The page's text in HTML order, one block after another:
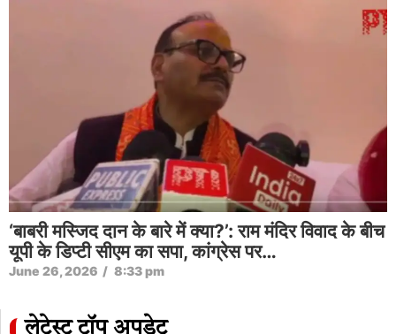
विशेष | वर्तमान प्रावधान के तहत, विलय में समस्या हो
सकती है: हरीश साल्वे | एन18वी
June 26, 2026 / 9:00 am
लेटेस्ट टॉप अपडेट